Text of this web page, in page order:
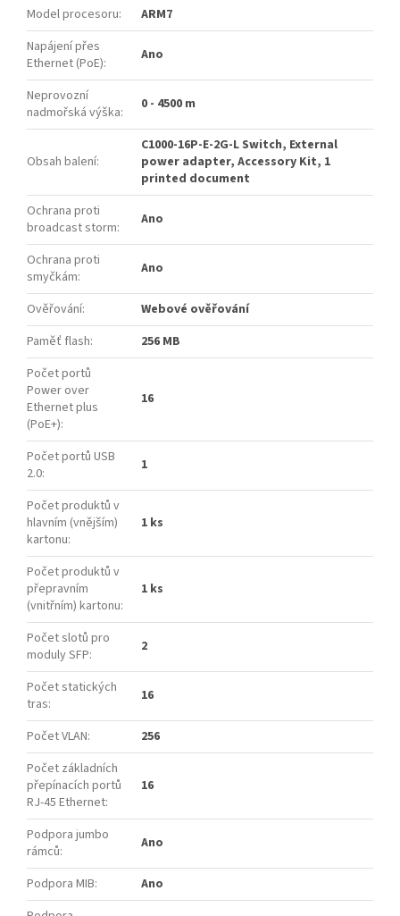
Model procesoru:
ARM7
Napájení přes
Ethernet (PoE): Ano
Neprovozní
nadmořská výška: 0 - 4500 m
Obsah balení:
C1000-16P-E-2G-L Switch, External
power adapter, Accessory Kit, 1
printed document
Ochrana proti
broadcast storm: Ano
Ochrana proti
smyčkám: Ano
Ověřování:
Webové ověřování
Paměť flash:
256 MB
Počet portů
Power over
Ethernet plus
(PoE+):
16
Počet portů USB
2.0: 1
Počet produktů v
hlavním (vnějším)
kartonu:
1 ks
Počet produktů v
přepravním
(vnitřním) kartonu:
1 ks
Počet slotů pro
moduly SFP: 2
Počet statických
tras: 16
Počet VLAN:
256
Počet základních
přepínacích portů
RJ-45 Ethernet:
16
Podpora jumbo
rámců: Ano
Podpora MIB:
Ano